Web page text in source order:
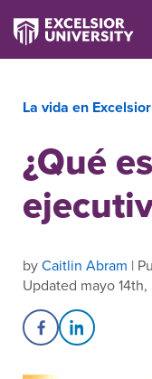
La vida en Excelsior
¿Qué
byCaitlin Abram |
Updated mayo
Share on Facebook
Share on